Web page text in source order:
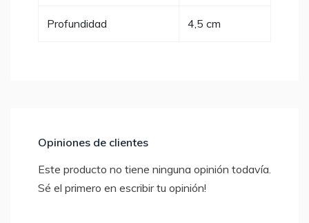
Profundidad 4,5 cm
Opiniones de clientes
Este producto no tiene ninguna opinión todavía.
Sé el primero en escribir tu opinión!